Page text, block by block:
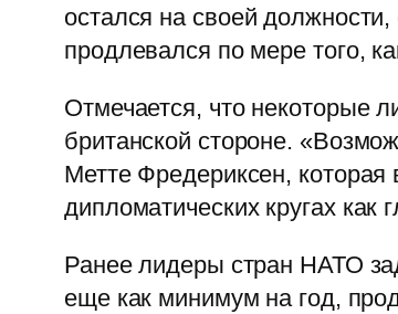
остался на своей
продлевался по мере того,
Отмечается, что некоторые
британской стороне.
Метте Фредериксен,
дипломатических кругах как
Ранее лидеры стран НАТО
еще как минимум на год,